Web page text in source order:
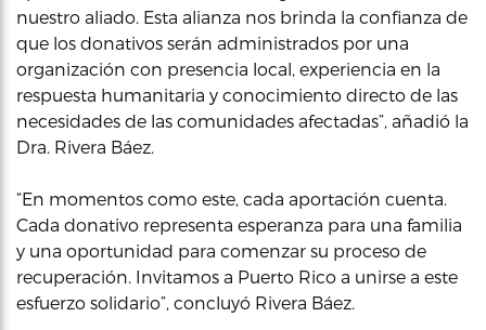
nuestro aliado. Esta alianza nos brinda la confianza de
que los donativos serán administrados por una
organización con presencia local, experiencia en la
respuesta humanitaria y conocimiento directo de las
necesidades de las comunidades afectadas”, añadió la
Dra. Rivera Báez.
“En momentos como este, cada aportación cuenta.
Cada donativo representa esperanza para una familia
y una oportunidad para comenzar su proceso de
recuperación. Invitamos a Puerto Rico a unirse a este
esfuerzo solidario”, concluyó Rivera Báez.